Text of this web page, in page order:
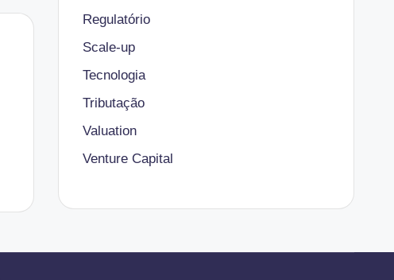
Regulatório
Scale-up
Tecnologia
Tributação
Valuation
Venture Capital